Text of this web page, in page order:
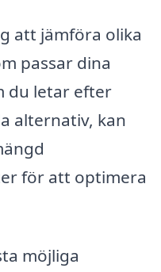
att jämföra olika
passar dina
du letar efter
alternativ, kan
för att optimera
möjliga